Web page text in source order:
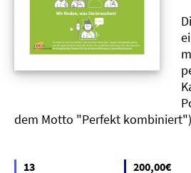
dem Motto "Perfekt kombiniert")
13
200,00€